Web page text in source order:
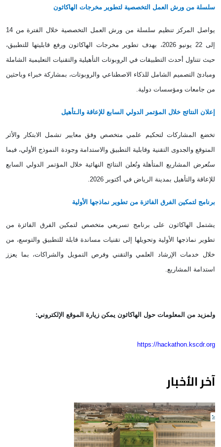
سلسلة من ورش العمل التخصصية لتطوير مخرجات الهاكاثون
يواصل المركز تنظيم سلسلة من ورش العمل التخصصية خلال الفترة من 14
إلى 22 يونيو 2026، بهدف تطوير مخرجات الهاكاثون ورفع قابليتها للتطبيق،
حيث تتناول أحدث التطبيقات في الروبوتات التأهيلية والتقنيات التعليمية الشاملة
ومبادئ التصميم الشامل للذكاء الاصطناعي والروبوتات، بمشاركة خبراء وباحثين
من جامعات ومؤسسات دولية.
إعلان النتائج خلال المؤتمر الدولي السابع للإعاقة والـتأهيل
تخضع المشاركات لتحكيم علمي متخصص وفق معايير تشمل الابتكار والأثر
المتوقع والجدوى التقنية وقابلية التطبيق والاستدامة وجودة النموذج الأولي، فيما
ستُعرض المشاريع المتأهلة وتُعلن النتائج النهائية خلال المؤتمر الدولي السابع
للإعاقة والتأهيل بمدينة الرياض في أكتوبر 2026.
برنامج لتمكين الفرق الفائزة من تطوير نماذجها الأولية
يشتمل الهاكاثون على برنامج تسريعي متخصص لتمكين الفرق الفائزة من
تطوير نماذجها الأولية وتحويلها إلى تقنيات مساندة قابلة للتطبيق والتوسع، من
خلال خدمات الإرشاد العلمي والتقني وفرص التمويل والشراكات، بما يعزز
استدامة المشاريع.
ولمزيد من المعلومات حول الهاكاثون يمكن زيارة الموقع الإلكتروني:
https://hackathon.kscdr.org
آخر الأخبار